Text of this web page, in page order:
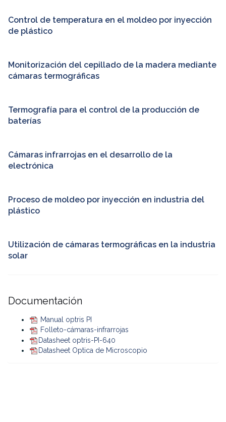
Control de temperatura en el moldeo por inyección
de plástico
Monitorización del cepillado de la madera mediante
cámaras termográficas
Termografía para el control de la producción de
baterías
Cámaras infrarrojas en el desarrollo de la
electrónica
Proceso de moldeo por inyección en industria del
plástico
Utilización de cámaras termográficas en la industria
solar
Documentación
Manual optris PI
Folleto-cámaras-infrarrojas
Datasheet optris-PI-640
Datasheet Optica de Microscopio